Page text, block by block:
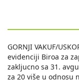
GORNJI VAKUF/
evidenciji Biroa za
zakljucno sa 31.
za 20 više u odnosu